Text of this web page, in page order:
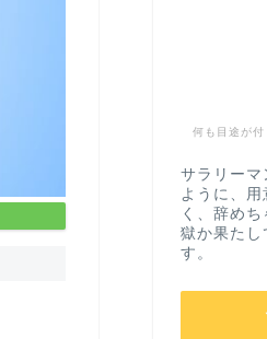
何も目途が
サラリー
ように、
く、辞め
獄か果たし
す。